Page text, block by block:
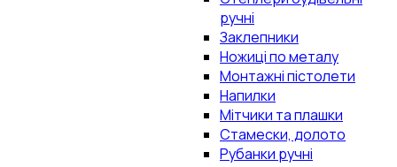
ручні
Заклепники
Ножиці по металу
Монтажні пістолети
Напилки
Мітчики та плашки
Стамески, долото
Рубанки ручні